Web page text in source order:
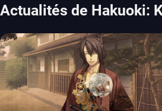
Actualités de Hakuoki: